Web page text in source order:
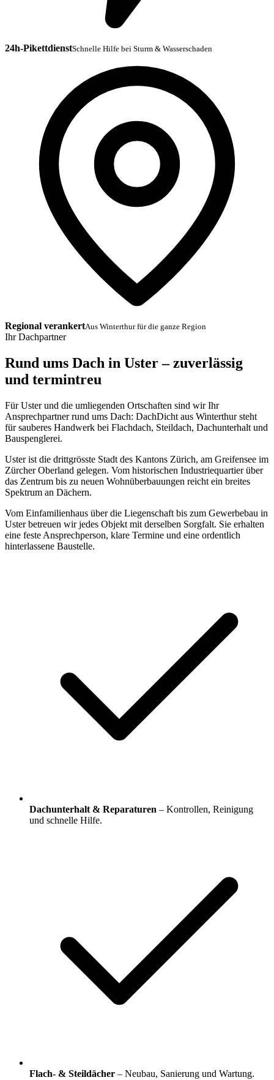
24h-PikettdienstSchnelle Hilfe bei Sturm & Wasserschaden
Regional verankertAus Winterthur für die ganze Region
Ihr Dachpartner
Rund ums Dach in Uster – zuverlässig
und termintreu
Für Uster und die umliegenden Ortschaften sind wir Ihr
Ansprechpartner rund ums Dach: DachDicht aus Winterthur steht
für sauberes Handwerk bei Flachdach, Steildach, Dachunterhalt und
Bauspenglerei.
Uster ist die drittgrösste Stadt des Kantons Zürich, am Greifensee im
Zürcher Oberland gelegen. Vom historischen Industriequartier über
das Zentrum bis zu neuen Wohnüberbauungen reicht ein breites
Spektrum an Dächern.
Vom Einfamilienhaus über die Liegenschaft bis zum Gewerbebau in
Uster betreuen wir jedes Objekt mit derselben Sorgfalt. Sie erhalten
eine feste Ansprechperson, klare Termine und eine ordentlich
hinterlassene Baustelle.
Dachunterhalt & Reparaturen – Kontrollen, Reinigung
und schnelle Hilfe.
Flach- & Steildächer – Neubau, Sanierung und Wartung.